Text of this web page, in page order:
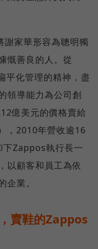
謝家華形容為聰明獨
慨善良的人。從
平化管理的精神，盡
領導能力為公司創
億美元的價格賣給
，2010年營收逾16
下Zappos執行長一
以顧客和員工為依
企業。
賣鞋的Zappos